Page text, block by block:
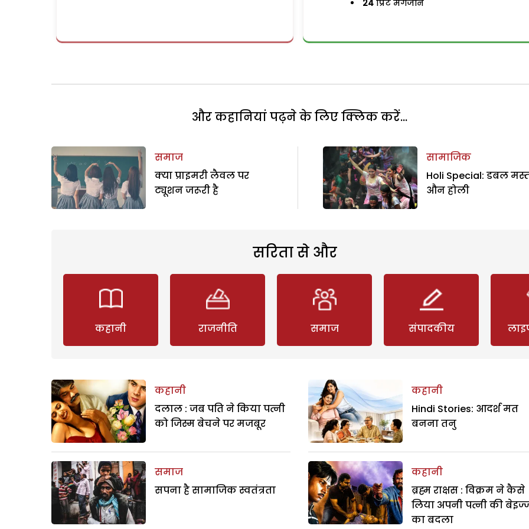
24 प्रिंट मैगजीन
और कहानियां पढ़ने के लिए क्लिक करें...
समाज
क्या प्राइमरी लैवल पर
ट्यूशन जरूरी है
सामाजिक
Holi Special: डबल
औन होली
सरिता से और
कहानी राजनीति समाज संपादकीय
कहानी
दलाल : जब पति ने किया पत्नी
को जिस्म बेचने पर मजबूर
समाज
सपना है सामाजिक स्वतंत्रता
कहानी
Hindi Stories: आदर्श मत
बनना तनु
कहानी
ब्रह्म राक्षस : विक्रम ने कैसे
लिया अपनी पत्नी की
का बदला